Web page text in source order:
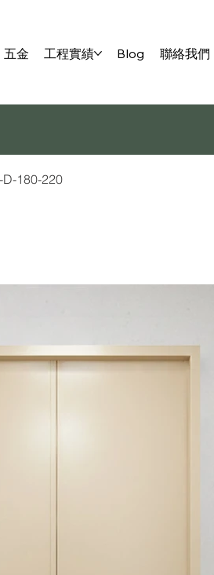
五金 工程實績 Blog
聯絡我們
180-220